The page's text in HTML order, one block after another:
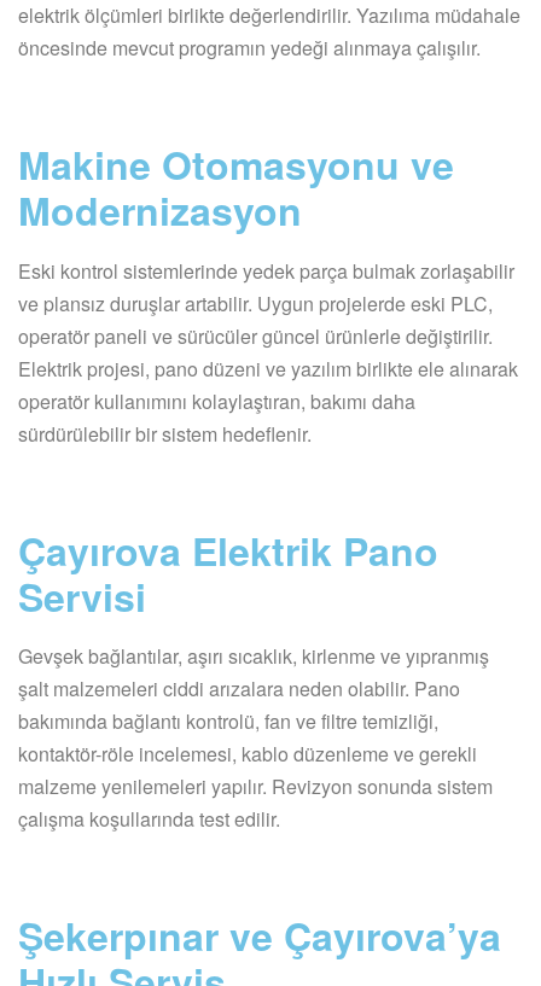
elektrik ölçümleri birlikte değerlendirilir. Yazılıma müdahale
öncesinde mevcut programın yedeği alınmaya çalışılır.
Makine Otomasyonu ve
Modernizasyon
Eski kontrol sistemlerinde yedek parça bulmak zorlaşabilir
ve plansız duruşlar artabilir. Uygun projelerde eski PLC,
operatör paneli ve sürücüler güncel ürünlerle değiştirilir.
Elektrik projesi, pano düzeni ve yazılım birlikte ele alınarak
operatör kullanımını kolaylaştıran, bakımı daha
sürdürülebilir bir sistem hedeflenir.
Çayırova Elektrik Pano
Servisi
Gevşek bağlantılar, aşırı sıcaklık, kirlenme ve yıpranmış
şalt malzemeleri ciddi arızalara neden olabilir. Pano
bakımında bağlantı kontrolü, fan ve filtre temizliği,
kontaktör-röle incelemesi, kablo düzenleme ve gerekli
malzeme yenilemeleri yapılır. Revizyon sonunda sistem
çalışma koşullarında test edilir.
Şekerpınar ve Çayırova’ya